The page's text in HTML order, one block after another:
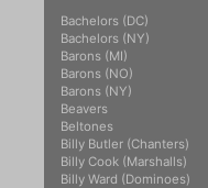
Bachelors (DC)
Bachelors (NY)
Barons (MI)
Barons (NO)
Barons (NY)
Beavers
Beltones
Billy Butler (Chanters)
Billy Cook (Marshalls)
Billy Ward (Dominoes)